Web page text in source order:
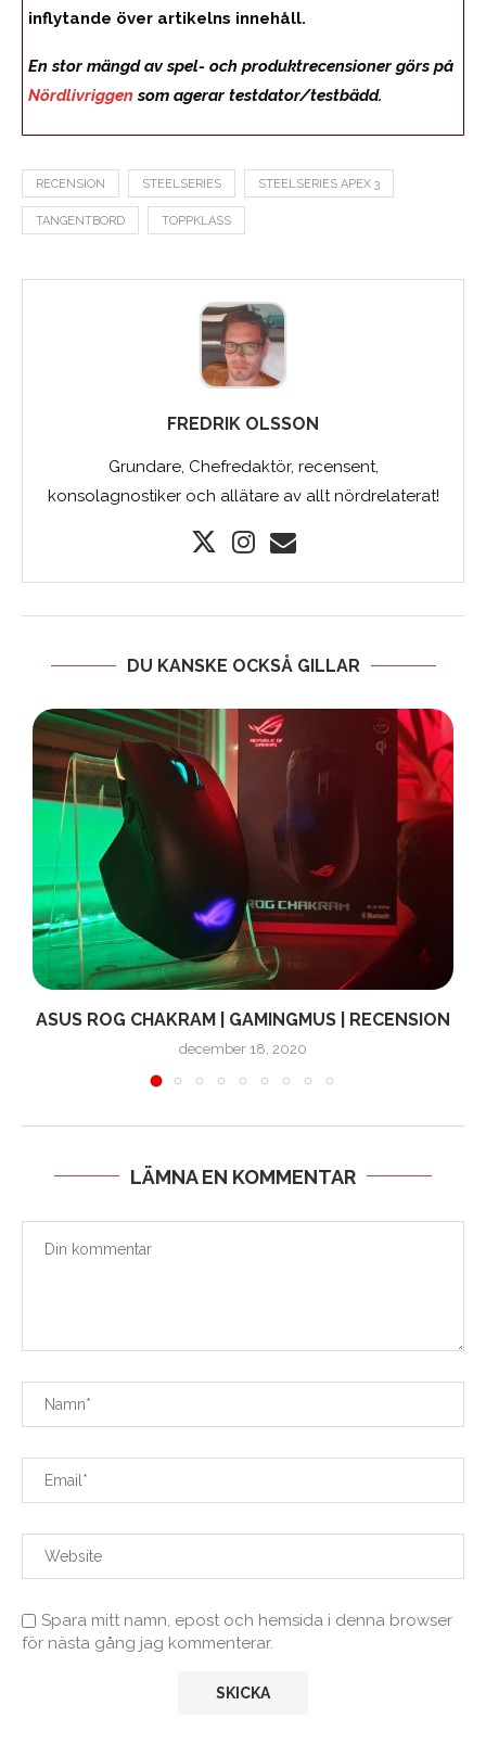
inflytande över artikelns innehåll.
En stor mängd av spel- och produktrecensioner görs på
Nördlivriggen som agerar testdator/testbädd.
RECENSION STEELSERIES STEELSERIES APEX 3
TANGENTBORD TOPPKLASS
FREDRIK OLSSON
Grundare, Chefredaktör, recensent,
konsolagnostiker och allätare av allt nördrelaterat!
DU KANSKE OCKSÅ GILLAR
ASUS ROG CHAKRAM | GAMINGMUS | RECENSION
december 18, 2020
LÄMNA EN KOMMENTAR
Spara mitt namn, epost och hemsida i denna browser
för nästa gång jag kommenterar.